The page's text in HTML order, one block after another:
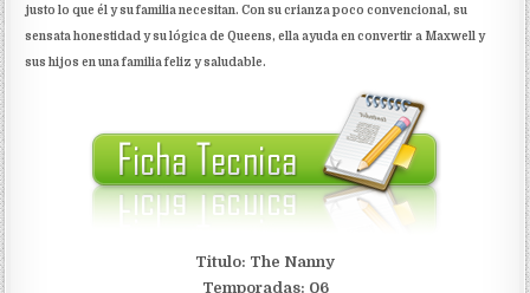
justo lo que él y su familia necesitan. Con su crianza poco convencional, su
sensata honestidad y su lógica de Queens, ella ayuda en convertir a Maxwell y
sus hijos en una familia feliz y saludable.
Titulo: The Nanny
Temporadas: 06